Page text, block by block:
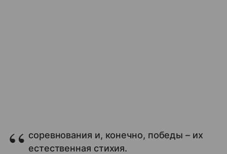
соревнования и, конечно, победы – их
естественная стихия.